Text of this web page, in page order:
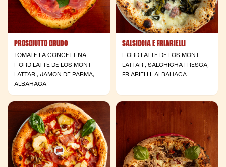
PROSCIUTTO CRUDO
TOMATE LA CONCETTINA,
FIORDILATTE DE LOS MONTI
LATTARI, JAMON DE PARMA,
ALBAHACA
SALSICCIA E FRIARIELLI
FIORDILATTE DE LOS MONTI
LATTARI, SALCHICHA FRESCA,
FRIARIELLI, ALBAHACA